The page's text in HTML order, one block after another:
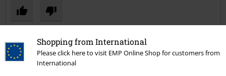
Shopping from International
Please click here to visit EMP Online Shop for customers from
International
Commentaire